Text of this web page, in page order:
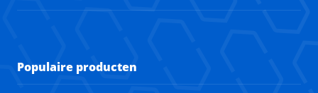
Populaire producten